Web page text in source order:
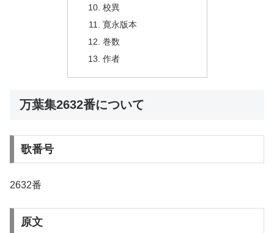
校異
寛永版本
巻数
作者
万葉集2632番について
歌番号
2632番
原文